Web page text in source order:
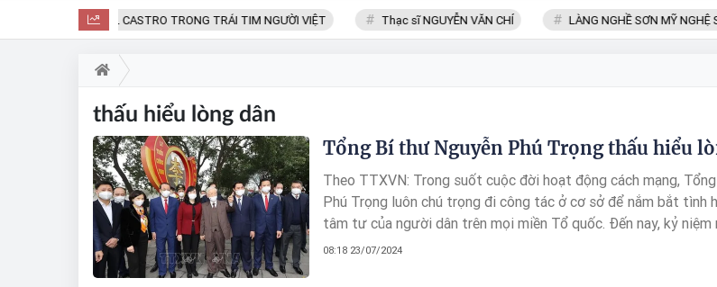
FIDEL CASTRO TRONG TRÁI TIM NGƯỜI VIỆT Thạc sĩ NGUYỄN VĂN CHÍ LÀNG NGHỀ SƠN MỸ NGHỆ
thấu hiểu lòng dân
Tổng Bí thư Nguyễn Phú Trọng thấu hiểu
Theo TTXVN: Trong suốt cuộc đời hoạt động cách mạng,
Phú Trọng luôn chú trọng đi công tác ở cơ sở để nắm bắt tình
tâm tư của người dân trên mọi miền Tổ quốc. Đến nay, kỷ niệm
Bí thư đến thăm, làm việc, gặp gỡ, động viên vẫn còn nguyên
08:18 23/07/2024